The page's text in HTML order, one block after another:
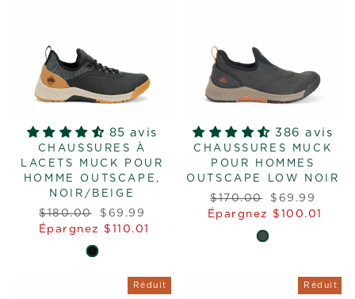
85 avis
CHAUSSURES À
LACETS MUCK POUR
HOMME OUTSCAPE,
NOIR/BEIGE
Prix
régulier
$180.00
Prix
réduit
$69.99
Épargnez $110.01
386 avis
CHAUSSURES MUCK
POUR HOMMES
OUTSCAPE LOW NOIR
Prix
régulier
$170.00
Prix
réduit
$69.99
Épargnez $100.01
Réduit Réduit